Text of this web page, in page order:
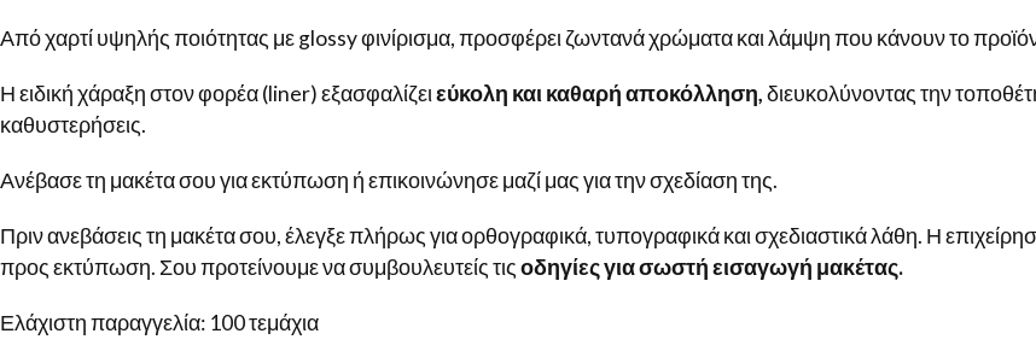
Από χαρτί υψηλής ποιότητας με glossy φινίρισμα, προσφέρει ζωντανά χρώματα και λάμψη που κάνουν το
Η ειδική χάραξη στον φορέα (liner) εξασφαλίζειεύκολη και καθαρή αποκόλληση,διευκολύνοντας την
καθυστερήσεις.
Ανέβασε τη μακέτα σου για εκτύπωση ή επικοινώνησε μαζί μας για την σχεδίαση της.
Πριν ανεβάσεις τη μακέτα σου, έλεγξε πλήρως για ορθογραφικά, τυπογραφικά και σχεδιαστικά λάθη. Η
προς εκτύπωση. Σου προτείνουμε να συμβουλευτείς τιςοδηγίες για σωστή εισαγωγή μακέτας.
Ελάχιστη παραγγελία: 100 τεμάχια